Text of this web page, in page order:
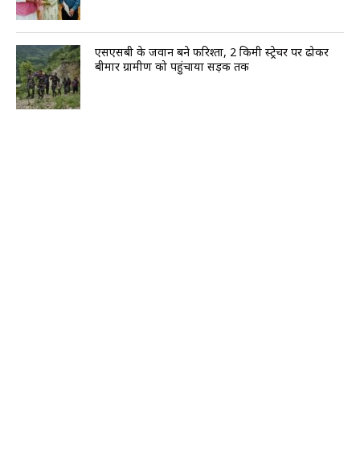
एसएसबी के जवान बने फरिश्ता, 2 किमी स्ट्रेचर पर ढोकर
बीमार ग्रामीण को पहुंचाया सड़क तक